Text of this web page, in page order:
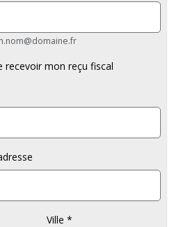
recevoir mon reçu fiscal
Ville